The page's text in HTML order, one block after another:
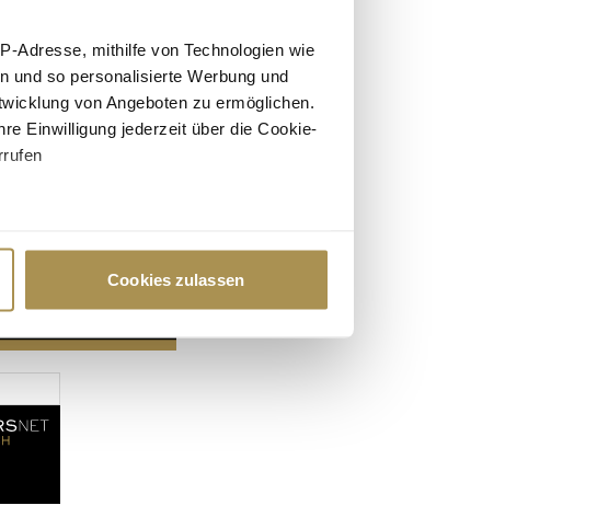
Adresse, mithilfe von Technologien wie
und so personalisierte Werbung und
von Angeboten zu ermöglichen.
Einwilligung jederzeit über die Cookie-
Sie Ihre Präferenzen im
für soziale Medien anbieten zu können
Partner führen diese Informationen
oder die sie im Rahmen Ihrer Nutzung
Cookies zulassen